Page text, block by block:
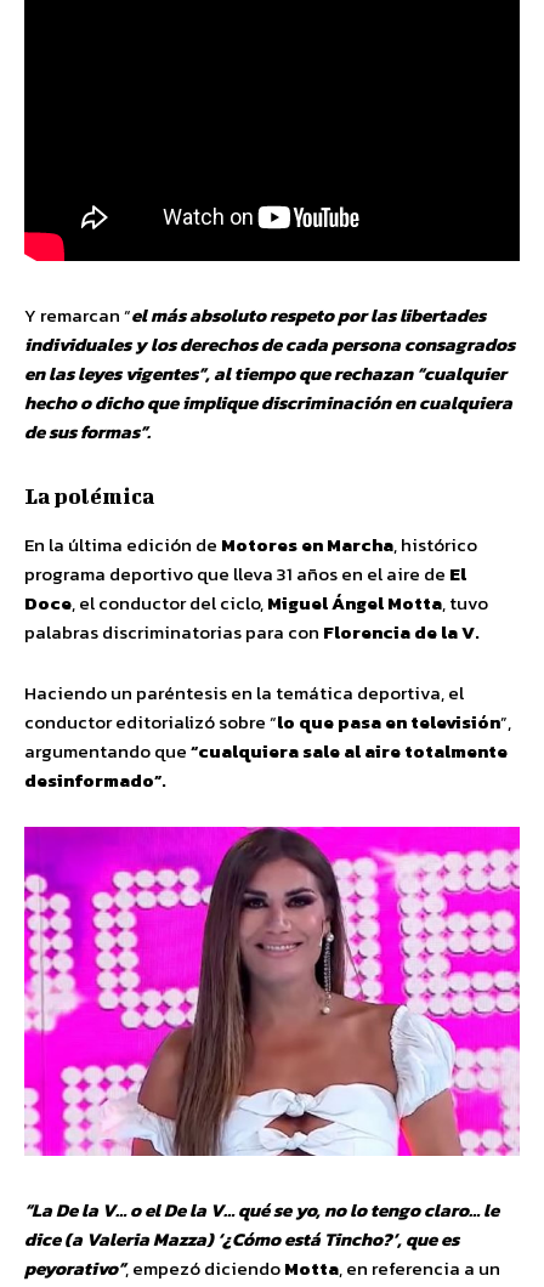
Y remarcan “el más absoluto respeto por las libertades
individuales y los derechos de cada persona consagrados
en las leyes vigentes”, al tiempo que rechazan “cualquier
hecho o dicho que implique discriminación en cualquiera
de sus formas”.
La polémica
En la última edición de Motores en Marcha, histórico
programa deportivo que lleva 31 años en el aire de El
Doce, el conductor del ciclo,Miguel Ángel Motta, tuvo
palabras discriminatorias para con Florencia de la V.
Haciendo un paréntesis en la temática deportiva, el
conductor editorializó sobre “lo que pasa en televisión”,
argumentando que“cualquiera sale al aire totalmente
desinformado”.
“La De la V… o el De la V… qué se yo, no lo tengo claro… le
dice (a Valeria Mazza) ‘¿Cómo está Tincho?’, que es
peyorativo”, empezó diciendoMotta, en referencia a un